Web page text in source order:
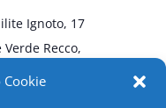
Cookie
Ignoto, 17
Verde Recco,